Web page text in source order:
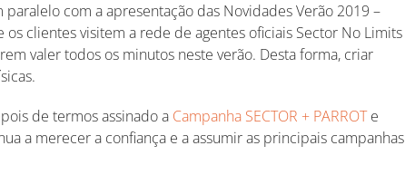
com a apresentação das Novidades Verão 2019 –
clientes visitem a rede de agentes oficiais Sector No Limits
valer todos os minutos neste verão. Desta forma, criar
de termos assinado a Campanha SECTOR + PARROTe
a merecer a confiança e a assumir as principais campanhas